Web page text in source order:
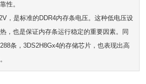
性。
，是标准的DDR4内存条电压。这种低电压设
，也是保证内存条运行稳定的重要因素。同
条，3DS2H8Gx4的存储芯片，也表现出高